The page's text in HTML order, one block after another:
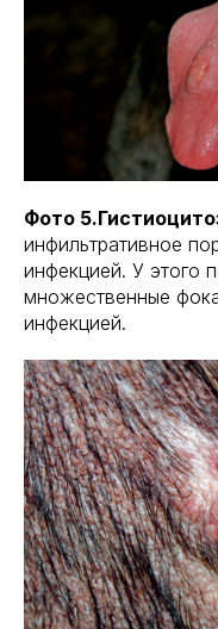
Фото
инфильтративное
инфекцией. У этого
множественные
инфекцией.